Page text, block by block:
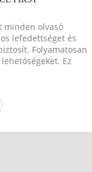
minden olvasó
lefedettséget és
Folyamatosan
Ez